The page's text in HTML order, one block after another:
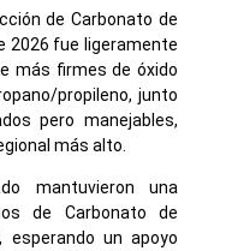
de Carbonato de
2026 fue ligeramente
más firmes de óxido
propileno, junto
pero manejables,
más alto.
mantuvieron una
de Carbonato de
esperando un apoyo